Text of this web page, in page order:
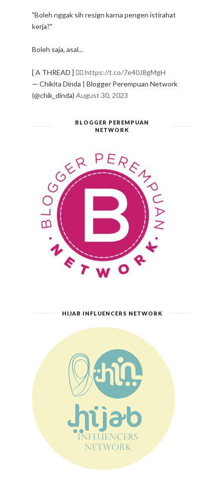
"Boleh nggak sih resign karna pengen istirahat
kerja?"
Boleh saja, asal...
[ A THREAD ] ✍🏻 https://t.co/7e40J8gMgH
— Chikita Dinda | Blogger Perempuan Network
(@chik_dinda) August 30, 2023
BLOGGER PEREMPUAN
NETWORK
HIJAB INFLUENCERS NETWORK